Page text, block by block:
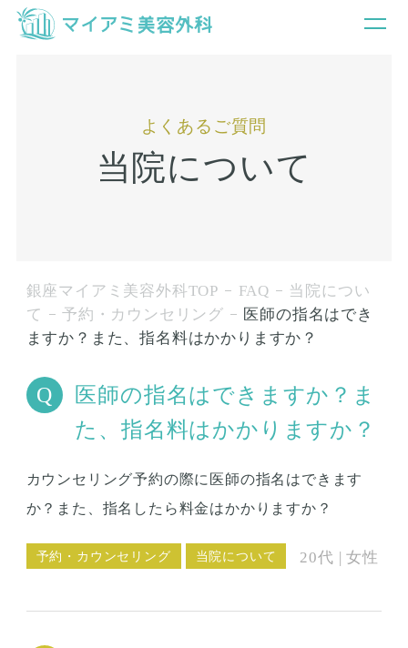
よくあるご質問
当院について
銀座マイアミ美容外科TOP FAQ
当院につい
て
予約・カウンセリング
医師の指名はでき
ますか？また、指名料はかかりますか？
医師の指名はできますか？ま
た、指名料はかかりますか？
カウンセリング予約の際に医師の指名はできます
か？また、指名したら料金はかかりますか？
予約・カウンセリング 当院について 20代 | 女性